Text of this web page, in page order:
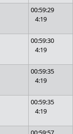
00:59:29
4:19
00:59:30
4:19
00:59:35
4:19
00:59:35
4:19